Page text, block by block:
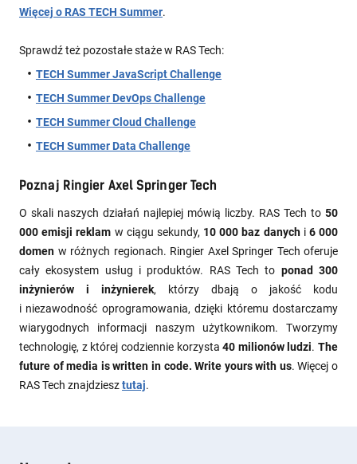
Więcej o RAS TECH Summer.
Sprawdź też pozostałe staże w RAS Tech:
TECH Summer JavaScript Challenge
TECH Summer DevOps Challenge
TECH Summer Cloud Challenge
TECH Summer Data Challenge
Poznaj Ringier Axel Springer Tech
O skali naszych działań najlepiej mówią liczby. RAS Tech to 50
000 emisji reklam w ciągu sekundy, 10 000 baz danychi 6 000
domen w różnych regionach. Ringier Axel Springer Tech oferuje
cały ekosystem usług i produktów. RAS Tech to ponad 300
inżynierów i inżynierek, którzy dbają o jakość kodu
i niezawodność oprogramowania, dzięki któremu dostarczamy
wiarygodnych informacji naszym użytkownikom. Tworzymy
technologię, z której codziennie korzysta40 milionów ludzi. The
future of media is written in code. Write yours with us. Więcej o
RAS Tech znajdziesztutaj.